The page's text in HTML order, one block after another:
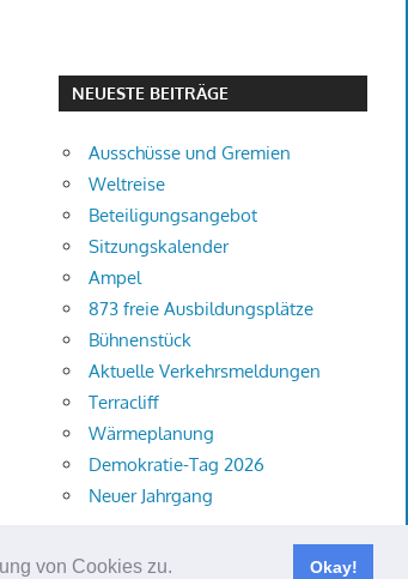
von Cookies zu. Okay!
NEUESTE BEITRÄGE
Ausschüsse und Gremien
Weltreise
Beteiligungsangebot
Sitzungskalender
Ampel
873 freie Ausbildungsplätze
Bühnenstück
Aktuelle Verkehrsmeldungen
Terracliff
Wärmeplanung
Demokratie-Tag 2026
Neuer Jahrgang